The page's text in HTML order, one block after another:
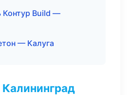
Контур Build —
— Калуга